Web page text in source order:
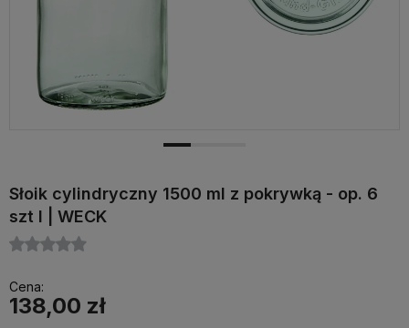
Słoik cylindryczny 1500 ml z pokrywką - op. 6
szt I | WECK
Cena:
138,00 zł